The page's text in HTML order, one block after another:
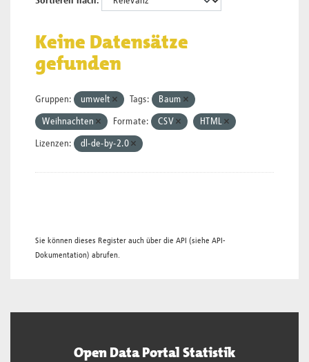
Keine Datensätze
gefunden
Gruppen: umwelt Tags: Baum
Weihnachten Formate: CSV HTML
Lizenzen: dl-de-by-2.0
Sie können dieses Register auch über die API (siehe API-
Dokumentation) abrufen.
Open Data Portal Statistik